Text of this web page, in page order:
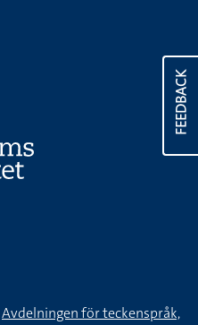
FEEDBACK
Avdelningen för teckenspråk,